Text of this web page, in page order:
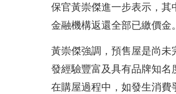
保官黃崇傑進一步表示，其
金融機構返還全部已繳價金。
黃崇傑強調，預售屋是尚未
發經驗豐富及具有品牌知
在購屋過程中，如發生消費